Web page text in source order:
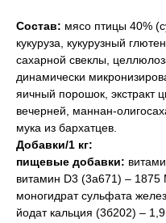
Cостав: мясо птицы 40%
кукуруза, кукурузный
сахарной свеклы,
динамически
яичный порошок, экстракт
вечерней, маннан-
мука из бархатцев.
Добавки/1 кг:
пищевые добавки:
витамин D3 (3a671) – 1875
моногидрат сульфата
йодат кальция (3б202) –